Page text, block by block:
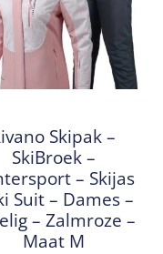
Skipak –
SkiBroek –
– Skijas
Suit – Dames –
– Zalmroze –
Maat M